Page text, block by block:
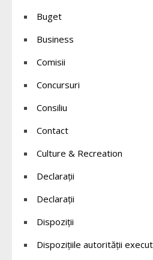
Buget
Business
Comisii
Concursuri
Consiliu
Contact
Culture & Recreation
Declaraţii
Declarații
Dispoziții
Dispozițiile autorității